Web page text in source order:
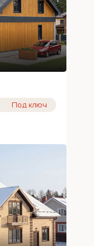
Под ключ